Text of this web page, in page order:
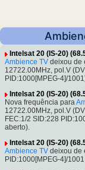
Intelsat 20 (IS-20)
Ambience TV deixou de
12722.00MHz, pol.V
PID:1000[MPEG-4]/
Intelsat 20 (IS-20)
Nova frequência para
12722.00MHz, pol.V
FEC:1/2 SID:228
aberto).
Intelsat 20 (IS-20)
Ambience TV deixou de
PID:1000[MPEG-4]/1001